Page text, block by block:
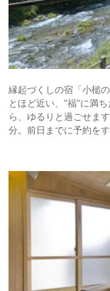
縁起づくしの宿「小槌
とほど近い、”福”に満
ら、ゆるりと過ごせま
分。前日までに予約をす